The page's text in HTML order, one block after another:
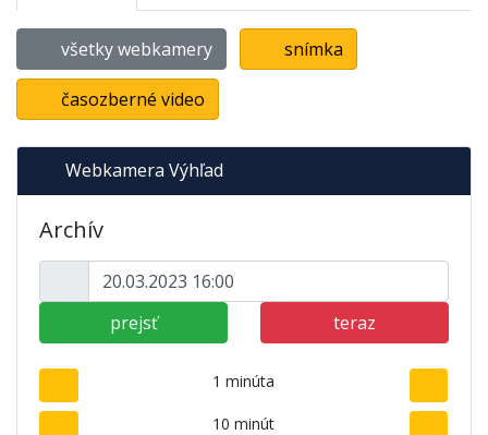
všetky webkamery snímka
časozberné video
Webkamera Výhľad
Archív
prejsť teraz
1 minúta
10 minút